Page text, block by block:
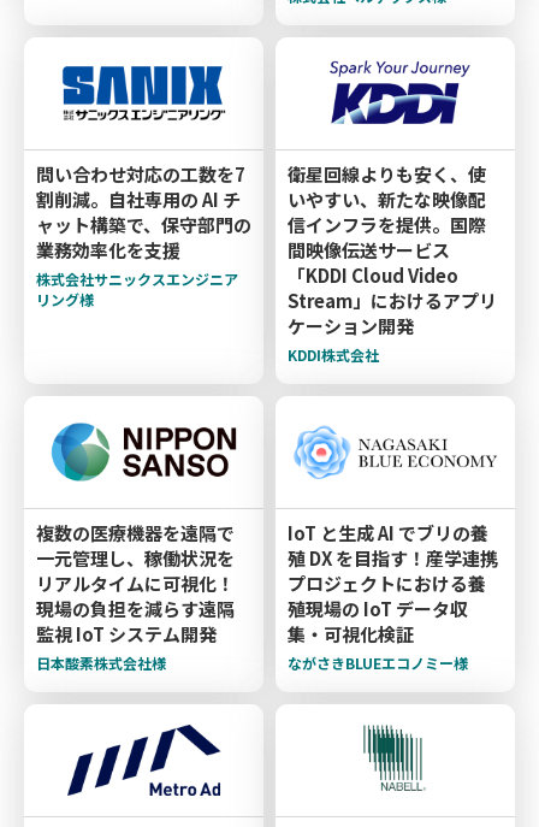
問い合わせ対応の工数を7
割削減。自社専用の AI チ
ャット構築で、保守部門の
業務効率化を支援
株式会社サニックスエンジニア
リング様
衛星回線よりも安く、使
いやすい、新たな映像配
信インフラを提供。国際
間映像伝送サービス
「KDDI Cloud Video
Stream」におけるアプリ
ケーション開発
KDDI株式会社
複数の医療機器を遠隔で
一元管理し、稼働状況を
リアルタイムに可視化！
現場の負担を減らす遠隔
監視 IoT システム開発
日本酸素株式会社様
IoT と生成 AI でブリの養
殖 DX を目指す！産学連携
プロジェクトにおける養
殖現場の IoT データ収
集・可視化検証
ながさきBLUEエコノミー様